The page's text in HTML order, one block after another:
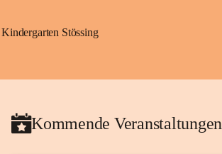
Kindergarten Stössing
Kommende Veranstaltungen